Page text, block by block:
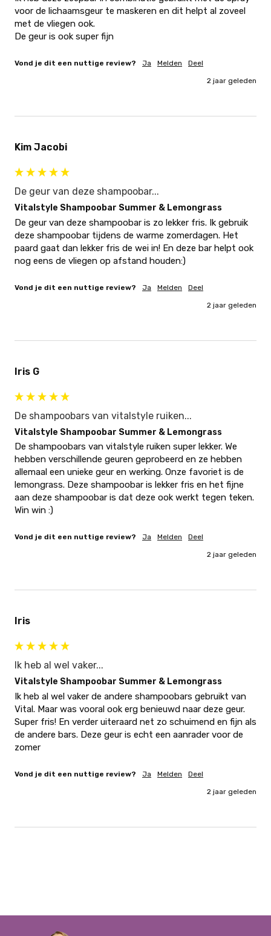
voor de lichaamsgeur te maskeren en dit helpt al zoveel
met de vliegen ook.
De geur is ook super fijn
Vond je dit een nuttige review? Ja Melden Deel
2 jaar geleden
Kim Jacobi
De geur van deze shampoobar...
Vitalstyle Shampoobar Summer & Lemongrass
De geur van deze shampoobar is zo lekker fris. Ik gebruik
deze shampoobar tijdens de warme zomerdagen. Het
paard gaat dan lekker fris de wei in! En deze bar helpt ook
nog eens de vliegen op afstand houden:)
Vond je dit een nuttige review? Ja Melden Deel
2 jaar geleden
Iris G
De shampoobars van vitalstyle ruiken...
Vitalstyle Shampoobar Summer & Lemongrass
De shampoobars van vitalstyle ruiken super lekker. We
hebben verschillende geuren geprobeerd en ze hebben
allemaal een unieke geur en werking. Onze favoriet is de
lemongrass. Deze shampoobar is lekker fris en het fijne
aan deze shampoobar is dat deze ook werkt tegen teken.
Win win :)
Vond je dit een nuttige review? Ja Melden Deel
2 jaar geleden
Iris
Ik heb al wel vaker...
Vitalstyle Shampoobar Summer & Lemongrass
Ik heb al wel vaker de andere shampoobars gebruikt van
Vital. Maar was vooral ook erg benieuwd naar deze geur.
Super fris! En verder uiteraard net zo schuimend en fijn als
de andere bars. Deze geur is echt een aanrader voor de
zomer
Vond je dit een nuttige review? Ja Melden Deel
2 jaar geleden